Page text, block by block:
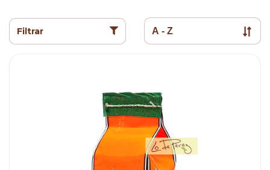
Filtrar